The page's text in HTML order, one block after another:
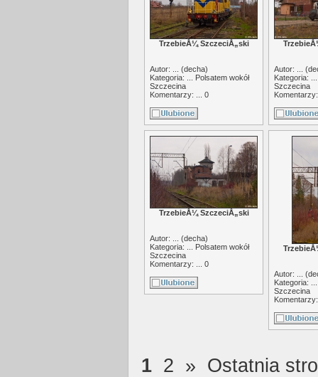
TrzebieÅ¼ SzczeciÅ„ski
Autor: ... (decha)
Kategoria: ... Polsatem wokół
Szczecina
Komentarzy: ... 0
Autor: ... (
Kategoria:
Szczecina
TrzebieÅ¼ SzczeciÅ„ski
Autor: ... (decha)
Kategoria: ... Polsatem wokół
Szczecina
Komentarzy: ... 0
Autor: ... (
Kategoria:
Szczecina
1 2 » Ostatnia